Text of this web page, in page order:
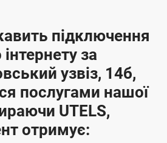
підключення
за
узвіз, 14б,
послугами нашої
UTELS,
отримує: